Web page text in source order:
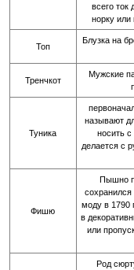
всего ток
норку
Топ
Блузка на
Тренчкот
Мужские
Туника
называют
носить
делается с
Фишю
Пышно
моду в 1790
в
или
Род